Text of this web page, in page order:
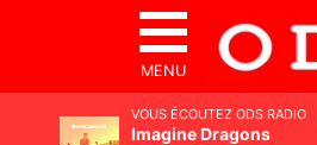
MENU
VOUS ÉCOUTEZ ODS RADIO
Imagine Dragons